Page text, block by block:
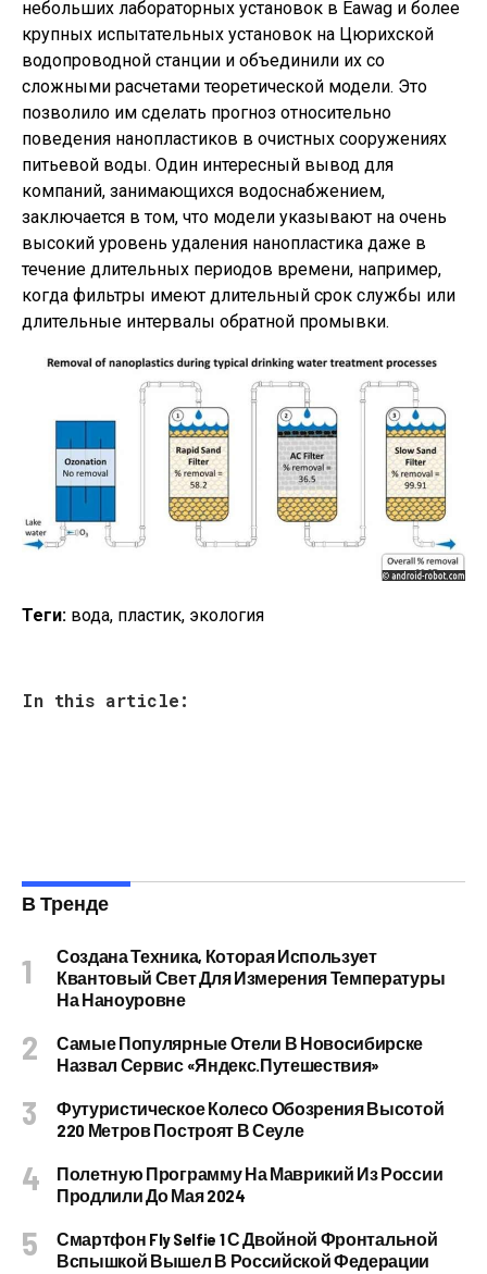
небольших лабораторных установок в Eawag и более
крупных испытательных установок на Цюрихской
водопроводной станции и объединили их со
сложными расчетами теоретической модели. Это
позволило им сделать прогноз относительно
поведения нанопластиков в очистных сооружениях
питьевой воды. Один интересный вывод для
компаний, занимающихся водоснабжением,
заключается в том, что модели указывают на очень
высокий уровень удаления нанопластика даже в
течение длительных периодов времени, например,
когда фильтры имеют длительный срок службы или
длительные интервалы обратной промывки.
Теги: вода, пластик, экология
In this article:
В Тренде
Создана Техника, Которая Использует
Квантовый Свет Для Измерения Температуры
На Наноуровне
Самые Популярные Отели В Новосибирске
Назвал Сервис «Яндекс.Путешествия»
Футуристическое Колесо Обозрения Высотой
220 Метров Построят В Сеуле
Полетную Программу На Маврикий Из России
Продлили До Мая 2024
Смартфон Fly Selfie 1 С Двойной Фронтальной
Вспышкой Вышел В Российской Федерации